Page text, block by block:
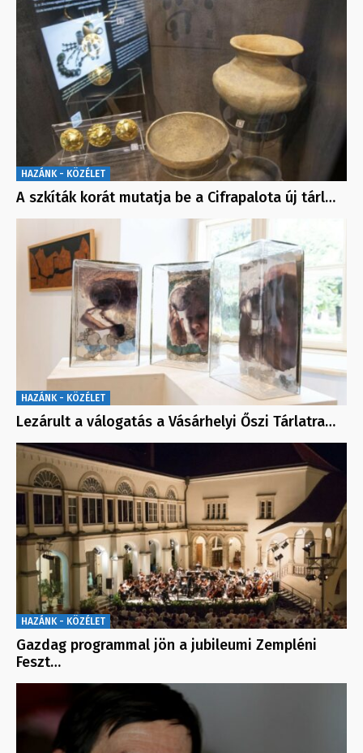
HAZÁNK - KÖZÉLET
A szkíták korát mutatja be a Cifrapalota új tárl…
HAZÁNK - KÖZÉLET
Lezárult a válogatás a Vásárhelyi Őszi Tárlatra…
HAZÁNK - KÖZÉLET
Gazdag programmal jön a jubileumi Zempléni
Feszt…